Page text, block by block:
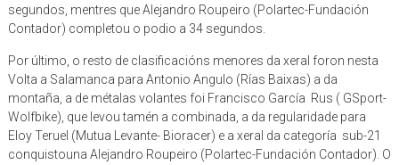
segundos, mentres que Alejandro Roupeiro (Polartec-Fundación
Contador) completou o podio a 34 segundos.
Por último, o resto de clasificacións menores da xeral foron nesta
Volta a Salamanca para Antonio Angulo (Rías Baixas) a da
montaña, a de métalas volantes foi Francisco García Rus ( GSport-
Wolfbike), que levou tamén a combinada, a da regularidade para
Eloy Teruel (Mutua Levante- Bioracer) e a xeral da categoría sub-21
conquistouna Alejandro Roupeiro (Polartec-Fundación Contador). O